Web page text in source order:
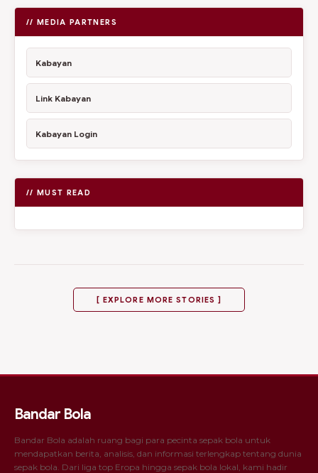
// MEDIA PARTNERS
Kabayan
Link Kabayan
Kabayan Login
// MUST READ
[ EXPLORE MORE STORIES ]
Bandar Bola
Bandar Bola adalah ruang bagi para pecinta sepak bola untuk
mendapatkan berita, analisis, dan informasi terlengkap tentang dunia
sepak bola. Dari liga top Eropa hingga sepak bola lokal, kami hadir